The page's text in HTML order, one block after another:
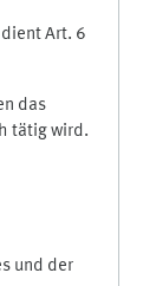
Art. 6
das
tätig wird.
und der